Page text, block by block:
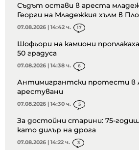
Съдът остави в ареста
Георги на Младежкия хълм в
07.08.2026 | 14:42 ч. 17
Шофьори на камиони
50 градуса
07.08.2026 | 14:38 ч. 6
Антимигрантски протести в
арестувани
07.08.2026 | 14:30 ч. 5
За достойни старини: 75-
като дилър на дрога
07.08.2026 | 14:22 ч. 3